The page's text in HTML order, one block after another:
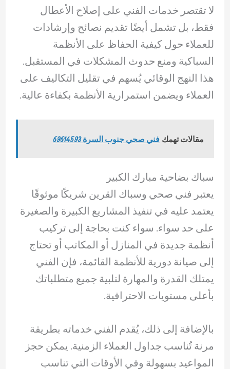
لا تقتصر خدمات الفني على إصلاح الأعطال
فقط، بل تشمل أيضًا تقديم نصائح وإرشادات
للعملاء حول كيفية الحفاظ على الأنظمة
السباكية ومنع حدوث المشكلات في المستقبل.
هذا النهج الوقائي يُسهم في تقليل التكاليف على
العملاء ويضمن استمرارية الأنظمة بكفاءة عالية.
مقالات تهمك فني صحي جنوب السرة 69614593
سباك بضاحية مبارك الكبير
يعتبر فني صحي وسباك القرين شريكًا موثوقًا
يعتمد عليه في تنفيذ المشاريع الكبيرة والصغيرة
على حد سواء. سواء كنت بحاجة إلى تركيب
أنظمة جديدة في المنازل أو المكاتب أو تحتاج
إلى صيانة دورية للأنظمة القائمة، فإن الفني
يمتلك القدرة والمهارة لتلبية جميع متطلباتك
بأعلى مستويات الاحترافية.
بالإضافة إلى ذلك، يُقدم الفني خدماته بطريقة
مرنة تُناسب جداول العملاء الزمنية. يمكن حجز
المواعيد بسهولة وفي الأوقات التي تناسب